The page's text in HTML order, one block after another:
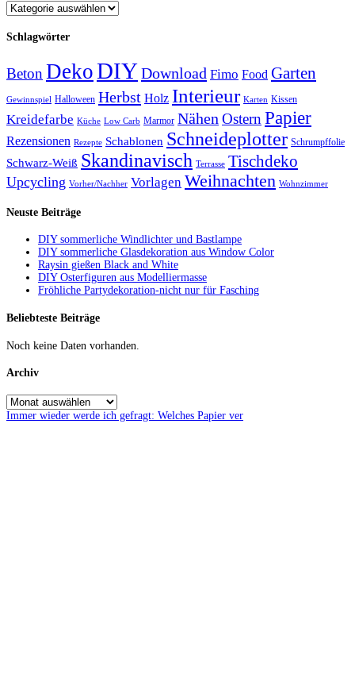
Schlagwörter
Beton DekoDIYDownload Fimo Food Garten
Gewinnspiel Halloween Herbst Holz Interieur Karten Kissen
Kreidefarbe Küche Low Carb Marmor Nähen Ostern Papier
Rezensionen Rezepte Schablonen Schneideplotter Schrumpffolie
Schwarz-Weiß Skandinavisch Terrasse Tischdeko
Upcycling Vorher/Nachher Vorlagen Weihnachten Wohnzimmer
Neuste Beiträge
DIY sommerliche Windlichter und Bastlampe
DIY sommerliche Glasdekoration aus Window Color
Raysin gießen Black and White
DIY Osterfiguren aus Modelliermasse
Fröhliche Partydekoration-nicht nur für Fasching
Beliebteste Beiträge
Noch keine Daten vorhanden.
Archiv
Immer wieder werde ich gefragt: Welches Papier ver